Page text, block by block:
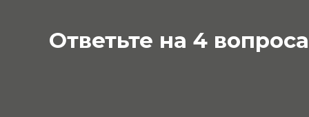
Ответьте на 4